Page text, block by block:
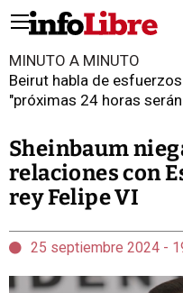
MINUTO A MINUTO
Beirut habla de
"próximas 24 horas
Sheinbaum
relaciones con
rey Felipe VI
25 septiembre 2024 -